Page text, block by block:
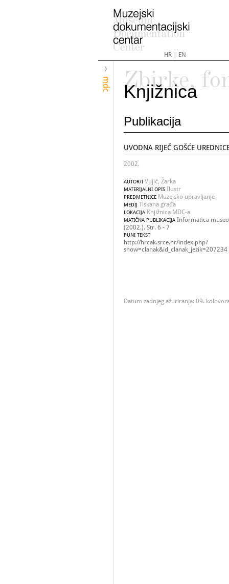
HR| EN
mdc
Zbirke,
Knjižnica
Publikacija
UVODNA RIJEČ GOŠĆE
2002.
AUTOR/I Vujić, Žarka
MATERIJALNI OPIS Ilustr
PREDMETNICE Muzejsko upravljanje
MEDIJ Tiskana građa
LOKACIJA Knjižnica MDC-a
MATIČNA PUBLIKACIJA Informatica
(2002.). Str. 6 - 7
PUNI TEKST
http://hrcak.srce.hr/index.php?
show=clanak&id_clanak_jezik=207234
Datum zadnjeg ažuriranja: 09.